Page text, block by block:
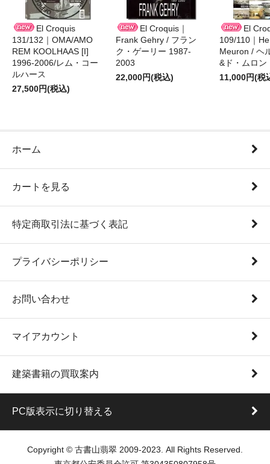
El Croquis
131/132｜OMA/AMO
REM KOOLHAAS [I]
1996-2006/レム・コー
ルハース
27,500円(税込)
El Croquis｜
Frank Gehry / フラン
ク・ゲーリー 1987-
2003
22,000円(税込)
El
109/110｜
Meuron / ヘ
&ド・ムロ
11,000円(税
ホーム
カートを見る
特定商取引法に基づく表記
プライバシーポリシー
お問い合わせ
マイアカウント
建築書籍の買取案内
PC版表示に切り替える
Copyright © 古書山翡翠 2009-2023. All Rights Reserved.